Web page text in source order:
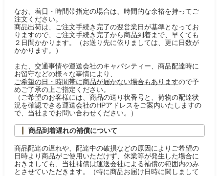
なお、着日・時間帯指定の場合は、時間的な余裕を持ってご
注文ください。
商品出荷は、ご注文手続き完了の翌営業日が基準となってお
りますので、ご注文手続き完了から商品到着まで、早くても
２日間かかります。（お送り先に依りましては、更に日数が
かかります。）
また、交通事情や運送会社のキャパシティー、商品配達時に
お留守などの様々な事情により、
ご希望の日・時間帯に商品が届かない場合もありますので予
めご了承の上ご指定ください。
（ご希望のお客様には、商品の送り状番号と、荷物の配達状
況を確認できる運送会社のHPアドレスをご案内いたしますの
で、当社までお問い合わせください。）
商品到着遅れの補償について
商品配達の遅れや、配達中の破損などの原因によりご希望の
日時より商品がご使用いただけず、休業等が発生した場合に
おきましても、当社補償は運送会社による補償の範囲内のみ
とさせていただきます。（特に商品お届け日時に関しまして